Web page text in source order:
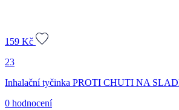
159 Kč
23
Inhalační tyčinka PROTI CHUTI NA
0 hodnocení